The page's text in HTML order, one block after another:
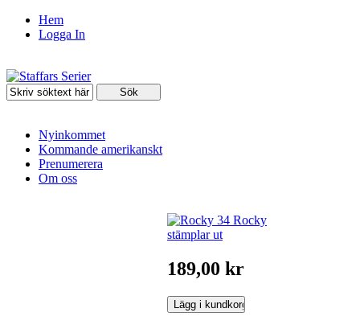
Hem
Logga In
Nyinkommet
Kommande amerikanskt
Prenumerera
Om oss
189,00 kr